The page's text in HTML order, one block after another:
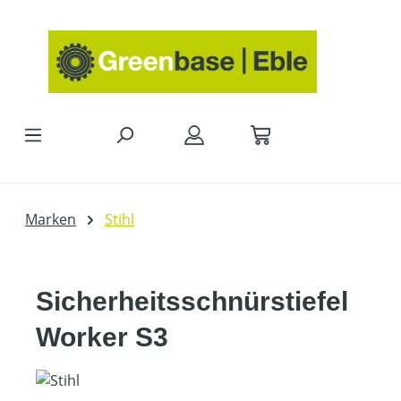
Marken Stihl
Sicherheitsschnürstiefel
Worker S3